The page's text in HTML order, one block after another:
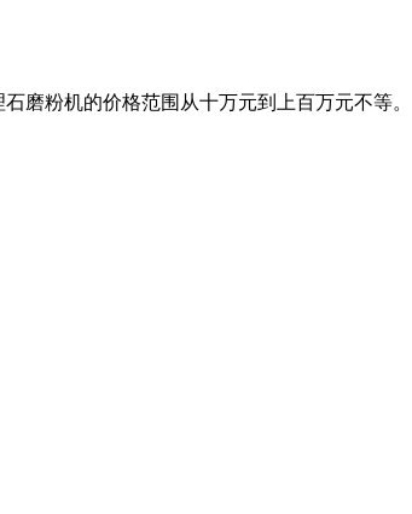
磨粉机的价格范围从十万元到上百万元不等